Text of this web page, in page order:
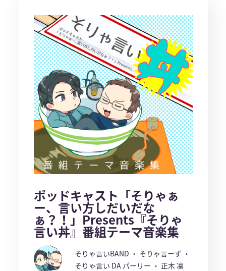
ポッドキャスト「そりゃぁ
ー、言い方しだいだな
ぁ？！」Presents『そりゃ
言い丼』番組テーマ音楽集
そりゃ言いBAND ・ そりゃ言ーず ・
そりゃ言い DA パーリー ・ 正木 凜